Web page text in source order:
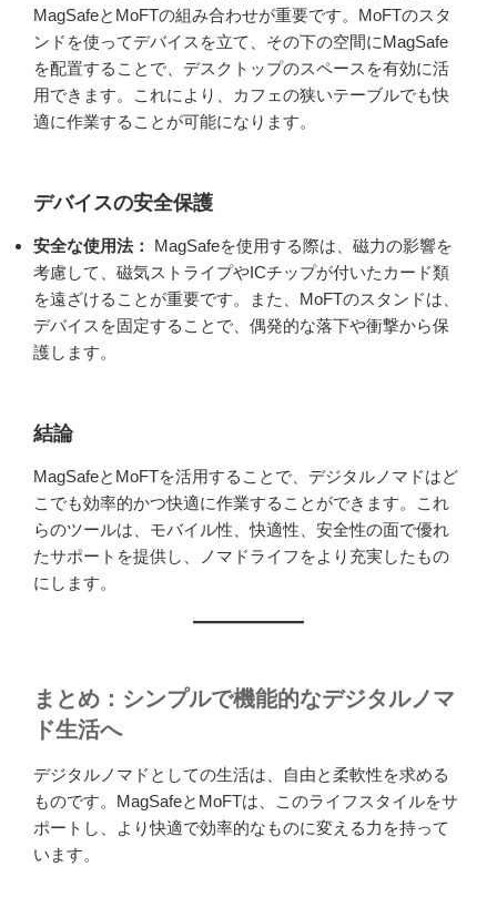
MagSafeとMoFTの組み合わせが重要です。MoFTのスタ
ンドを使ってデバイスを立て、その下の空間にMagSafe
を配置することで、デスクトップのスペースを有効に活
用できます。これにより、カフェの狭いテーブルでも快
適に作業することが可能になります。
デバイスの安全保護
安全な使用法：
MagSafeを使用する際は、磁力の影響を
考慮して、磁気ストライプやICチップが付いたカード類
を遠ざけることが重要です。また、MoFTのスタンドは、
デバイスを固定することで、偶発的な落下や衝撃から保
護します。
結論
MagSafeとMoFTを活用することで、デジタルノマドはど
こでも効率的かつ快適に作業することができます。これ
らのツールは、モバイル性、快適性、安全性の面で優れ
たサポートを提供し、ノマドライフをより充実したもの
にします。
まとめ：シンプルで機能的なデジタルノマ
ド生活へ
デジタルノマドとしての生活は、自由と柔軟性を求める
ものです。MagSafeとMoFTは、このライフスタイルをサ
ポートし、より快適で効率的なものに変える力を持って
います。